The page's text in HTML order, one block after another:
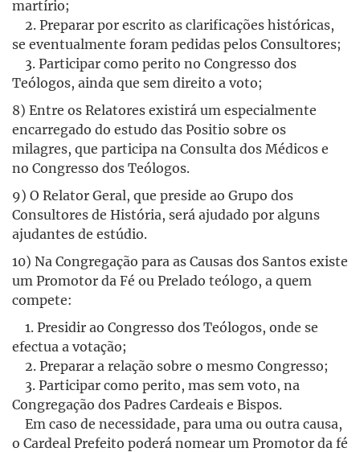
martírio;
2. Preparar por escrito as clarificações históricas,
se eventualmente foram pedidas pelos Consultores;
3. Participar como perito no Congresso dos
Teólogos, ainda que sem direito a voto;
8) Entre os Relatores existirá um especialmente
encarregado do estudo das Positio sobre os
milagres, que participa na Consulta dos Médicos e
no Congresso dos Teólogos.
9) O Relator Geral, que preside ao Grupo dos
Consultores de História, será ajudado por alguns
ajudantes de estúdio.
10) Na Congregação para as Causas dos Santos existe
um Promotor da Fé ou Prelado teólogo, a quem
compete:
1. Presidir ao Congresso dos Teólogos, onde se
efectua a votação;
2. Preparar a relação sobre o mesmo Congresso;
3. Participar como perito, mas sem voto, na
Congregação dos Padres Cardeais e Bispos.
Em caso de necessidade, para uma ou outra causa,
o Cardeal Prefeito poderá nomear um Promotor da fé